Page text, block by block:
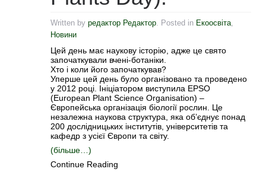
Written by редактор Редактор . Posted in Екоосвіта
Новини
Цей день має наукову історію, адже це свято
започаткували вчені-ботаніки.
Хто і коли його започаткував?
Уперше цей день було організовано та проведено
у 2012 році. Ініціатором виступила EPSO
(European Plant Science Organisation) –
Європейська організація біології рослин. Це
незалежна наукова структура, яка об’єднує понад
200 дослідницьких інститутів, університетів та
кафедр з усієї Європи та світу.
(більше…)
Continue Reading